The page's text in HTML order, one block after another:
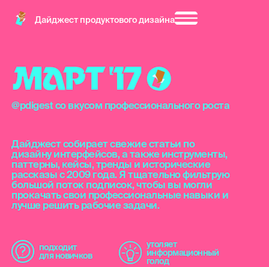
Дайджест продуктового дизайна
МАРТ'17
@pdigest со вкусом профессионального роста
Дайджест собирает свежие статьи по
дизайну интерфейсов, а также инструменты,
паттерны, кейсы, тренды и исторические
рассказы с 2009 года. Я тщательно фильтрую
большой поток подписок, чтобы вы могли
прокачать свои профессиональные навыки и
лучше решить рабочие задачи.
подходит
для новичков
утоляет
информационный
голод